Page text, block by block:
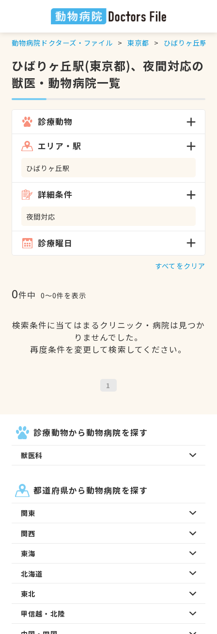
動物病院ドクターズ・ファイル 東京都 ひばりヶ丘駅
ひばりヶ丘駅(東京都)、夜間対応の
獣医・動物病院一覧
診療動物
エリア・駅
ひばりヶ丘駅
詳細条件
夜間対応
診療曜日
すべてをクリア
0件中 0〜0件を表示
検索条件に当てはまるクリニック・病院は見つか
りませんでした。
再度条件を変更して検索してください。
1
診療動物から動物病院を探す
獣医科
都道府県から動物病院を探す
関東
関西
東海
北海道
東北
甲信越・北陸